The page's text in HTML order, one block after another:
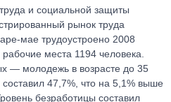
и социальной защиты
рынок труда
мае трудоустроено 2008
места 1194 человека.
— молодежь в возрасте до 35
составил 47,7%, что на 5,1% выше
безработицы составил